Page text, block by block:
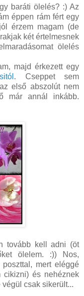
baráti ölelés? :) Az
éppen rám fért egy
érzem magam (de
két értelmesnek
ölelés
majd érkezett egy
. Cseppet sem
első abszolút nem
már annál inkább.
tovább kell adni (öt
ölelem. :)) Nos,
mert eléggé
cikizni) és nehéznek
csak sikerült...